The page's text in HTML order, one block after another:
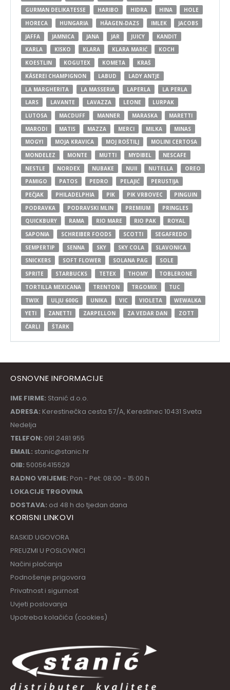
GURMAN DELIKATESSE
HARIBO HIDRA HINA
HOLE
HORECA
HUNGARIA HÄAGEN-DAZS IMLEK
JACOBS
JAFFA
JAMNICA JANA JAR JUICY
KANDIT
KARLA
KISKO KLARA KLARA MARIĆ
KOCH
KOESTLIN
KOGUTEX KOMETA
KRAŠ
KÄSEREI CHAMPIGNON
LABUD
LADY ANTJE
LA MARGHERITA
LA MASSERIA LAPERLA
LA PERLA
LARS
LAVANTE LAVAZZA LEONE
LURPAK
LUTOSA
MACDUFF MANNER MARASKA
MARETTI
MARODI
MATIS MAZZA MERCI MILKA
MINAS
MOGYI
MOJA KRAVICA MOJ ROŠTILJ
MOLINI CERTOSA
MONDELEZ
MONTE MUTTI MYDIBEL
NESCAFE
NESTLE
NORDEX NUBAKE NUII NUTELLA
OREO
PAMIGO
PATOS PEDRO PELAJIĆ
PERUSTIJA
PEČJAK
PHILADELPHIA PIK PIK VRBOVEC
PINGUIN
PODRAVKA
PODRAVSKI MLIN PREMIUM
PRINGLES
QUICKBURY
RAMA RIO MARE RIO PAK
ROYAL
SAPONIA
SCHREIBER FOODS SCOTTI
SEGAFREDO
SEMPERTIP
SENNA SKY SKY COLA
SLAVONICA
SNICKERS
SOFT FLOWER SOLANA PAG
SOLE
SPRITE
STARBUCKS TETEX THOMY
TOBLERONE
TORTILLA MEXICANA
TRENTON TRGOMIX
TUC
TWIX
ULJU 600G UNIKA VIC VIOLETA
WEWALKA
YETI
ZANETTI ZARPELLON ZA VEDAR DAN
ZOTT
ČARLI
ŠTARK
OSNOVNE INFORMACIJE
IME FIRME: Stanić d.o.o.
ADRESA: Kerestinečka cesta 57/A, Kerestinec 10431 Sveta
Nedelja
TELEFON: 091 2481 955
EMAIL: stanic@stanic.hr
OIB: 50056415529
RADNO VRIJEME: Pon - Pet: 08:00 - 15:00 h
LOKACIJE TRGOVINA
DOSTAVA: od 48 h do tjedan dana
KORISNI LINKOVI
RASKID UGOVORA
PREUZMI U POSLOVNICI
Načini plaćanja
Podnošenje prigovora
Privatnost i sigurnost
Uvjeti poslovanja
Upotreba kolačića (cookies)